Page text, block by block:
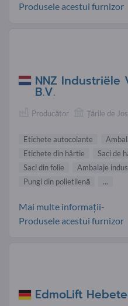
Produsele acestui furnizor
NNZ Industriële
B.V.
Producător Țările de Jos
Etichete autocolante
Etichete din hârtie
Saci de
Saci din folie
Ambalaje
Pungi din polietilenă
...
Mai multe informații-
Produsele acestui furnizor
EdmoLift